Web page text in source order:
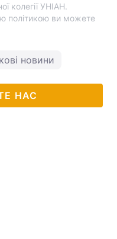
колегії УНІАН.
політикою ви можете
новини
НАС